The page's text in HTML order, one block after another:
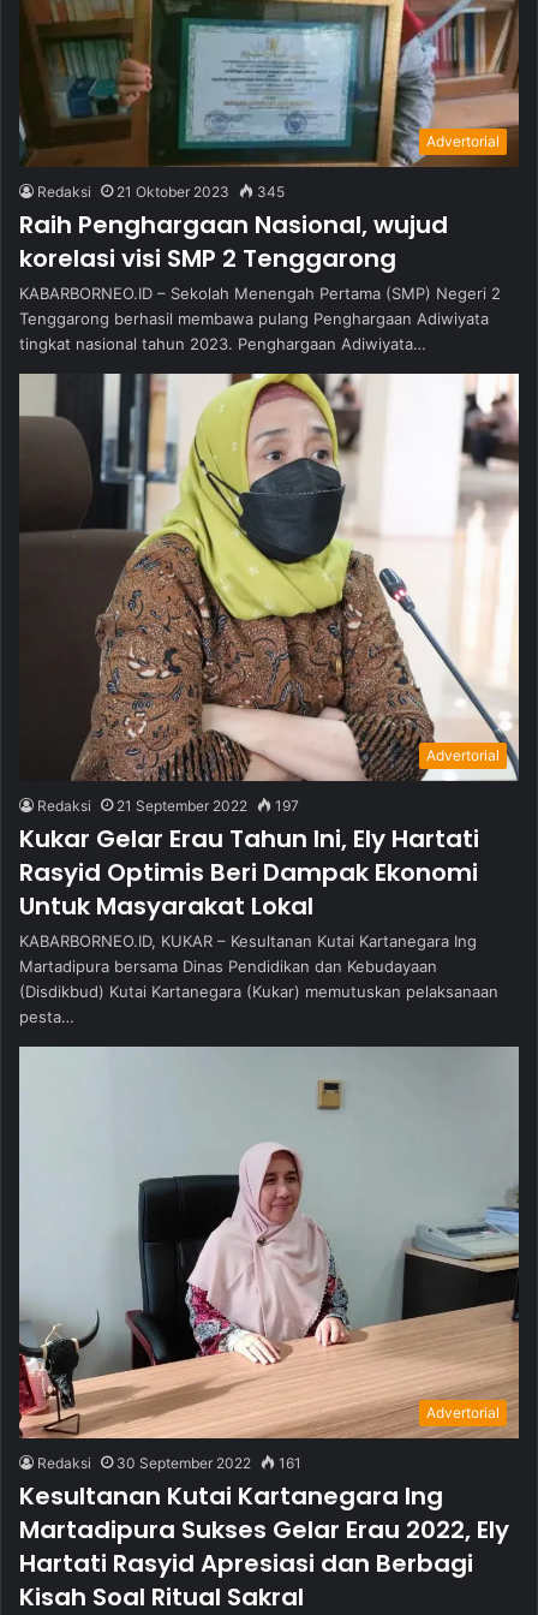
Advertorial
Redaksi 21 Oktober 2023 345
Raih Penghargaan Nasional, wujud
korelasi visi SMP 2 Tenggarong
KABARBORNEO.ID – Sekolah Menengah Pertama (SMP) Negeri 2
Tenggarong berhasil membawa pulang Penghargaan Adiwiyata
tingkat nasional tahun 2023. Penghargaan Adiwiyata…
Advertorial
Redaksi 21 September 2022 197
Kukar Gelar Erau Tahun Ini, Ely Hartati
Rasyid Optimis Beri Dampak Ekonomi
Untuk Masyarakat Lokal
KABARBORNEO.ID, KUKAR – Kesultanan Kutai Kartanegara Ing
Martadipura bersama Dinas Pendidikan dan Kebudayaan
(Disdikbud) Kutai Kartanegara (Kukar) memutuskan pelaksanaan
pesta…
Advertorial
Redaksi 30 September 2022 161
Kesultanan Kutai Kartanegara Ing
Martadipura Sukses Gelar Erau 2022, Ely
Hartati Rasyid Apresiasi dan Berbagi
Kisah Soal Ritual Sakral